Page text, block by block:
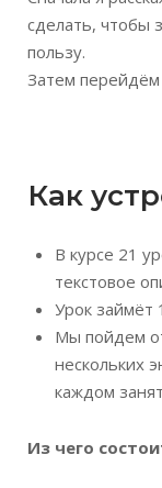
сделать, чтобы
пользу.
Затем перейдём
Как
В курсе 21
текстовое
Урок займёт
Мы пойдем
нескольких
каждом
Из чего